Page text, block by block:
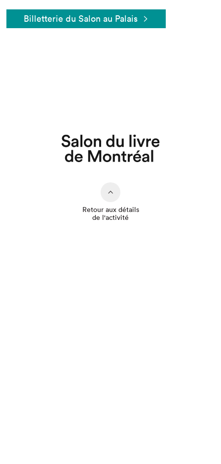
Billetterie du Salon au Palais
Retour aux détails
de l'activité